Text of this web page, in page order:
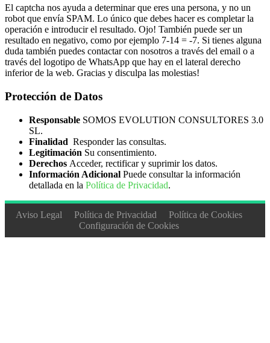
El captcha nos ayuda a determinar que eres una persona, y no un
robot que envía SPAM. Lo único que debes hacer es completar la
operación e introducir el resultado. Ojo! También puede ser un
resultado en negativo, como por ejemplo 7-14 = -7. Si tienes alguna
duda también puedes contactar con nosotros a través del email o a
través del logotipo de WhatsApp que hay en el lateral derecho
inferior de la web. Gracias y disculpa las molestias!
Protección de Datos
Responsable SOMOS EVOLUTION CONSULTORES 3.0
SL.
Finalidad Responder las consultas.
Legitimación Su consentimiento.
Derechos Acceder, rectificar y suprimir los datos.
Información Adicional Puede consultar la información
detallada en la Política de Privacidad.
Aviso Legal Política de Privacidad
Política de Cookies
Configuración de Cookies